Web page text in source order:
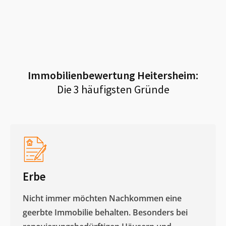
Immobilienbewertung Heitersheim:
Die 3 häufigsten Gründe
Erbe
Nicht immer möchten Nachkommen eine
geerbte Immobilie behalten. Besonders bei